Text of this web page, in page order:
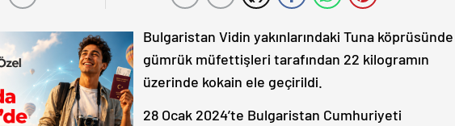
Bulgaristan Vidin yakınlarındaki Tuna köprüsünde
gümrük müfettişleri tarafından 22 kilogramın
üzerinde kokain ele geçirildi.
28 Ocak 2024’te Bulgaristan Cumhuriyeti